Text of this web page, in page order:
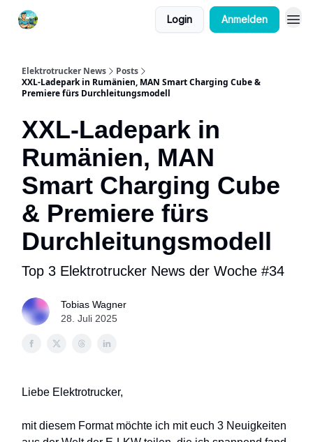
Login Anmelden
Elektrotrucker News
Posts
XXL-Ladepark in Rumänien, MAN Smart Charging Cube &
Premiere fürs Durchleitungsmodell
XXL-Ladepark in
Rumänien, MAN
Smart Charging Cube
& Premiere fürs
Durchleitungsmodell
Top 3 Elektrotrucker News der Woche #34
Tobias Wagner
28. Juli 2025
Liebe Elektrotrucker,
mit diesem Format möchte ich mit euch 3 Neuigkeiten